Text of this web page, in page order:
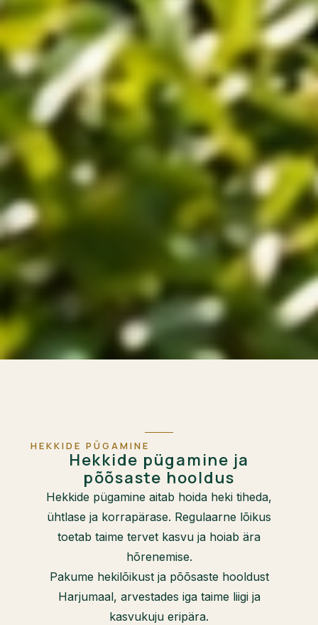
HEKKIDE PÜGAMINE
Hekkide pügamine ja
põõsaste hooldus
Hekkide pügamine aitab hoida heki tiheda,
ühtlase ja korrapärase. Regulaarne lõikus
toetab taime tervet kasvu ja hoiab ära
hõrenemise.
Pakume hekilõikust ja põõsaste hooldust
Harjumaal, arvestades iga taime liigi ja
kasvukuju eripära.